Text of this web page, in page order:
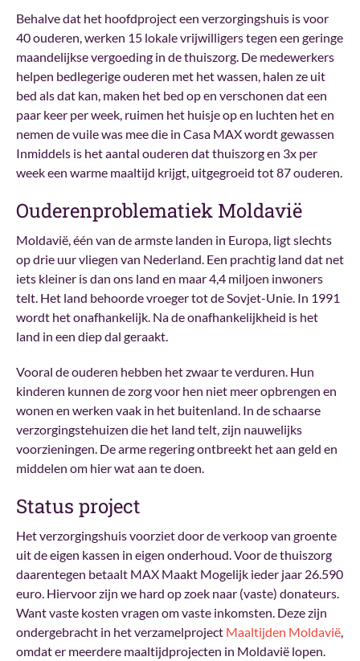
Behalve dat het hoofdproject een verzorgingshuis is voor
40 ouderen, werken 15 lokale vrijwilligers tegen een geringe
maandelijkse vergoeding in de thuiszorg. De medewerkers
helpen bedlegerige ouderen met het wassen, halen ze uit
bed als dat kan, maken het bed op en verschonen dat een
paar keer per week, ruimen het huisje op en luchten het en
nemen de vuile was mee die in Casa MAX wordt gewassen
Inmiddels is het aantal ouderen dat thuiszorg en 3x per
week een warme maaltijd krijgt, uitgegroeid tot 87 ouderen.
Ouderenproblematiek Moldavië
Moldavië, één van de armste landen in Europa, ligt slechts
op drie uur vliegen van Nederland. Een prachtig land dat net
iets kleiner is dan ons land en maar 4,4 miljoen inwoners
telt. Het land behoorde vroeger tot de Sovjet-Unie. In 1991
wordt het onafhankelijk. Na de onafhankelijkheid is het
land in een diep dal geraakt.
Vooral de ouderen hebben het zwaar te verduren. Hun
kinderen kunnen de zorg voor hen niet meer opbrengen en
wonen en werken vaak in het buitenland. In de schaarse
verzorgingstehuizen die het land telt, zijn nauwelijks
voorzieningen. De arme regering ontbreekt het aan geld en
middelen om hier wat aan te doen.
Status project
Het verzorgingshuis voorziet door de verkoop van groente
uit de eigen kassen in eigen onderhoud. Voor de thuiszorg
daarentegen betaalt MAX Maakt Mogelijk ieder jaar 26.590
euro. Hiervoor zijn we hard op zoek naar (vaste) donateurs.
Want vaste kosten vragen om vaste inkomsten. Deze zijn
ondergebracht in het verzamelproject Maaltijden Moldavië,
omdat er meerdere maaltijdprojecten in Moldavië lopen.